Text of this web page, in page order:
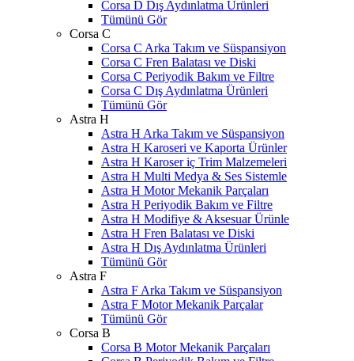
Corsa D Dış Aydınlatma Ürünleri
Tümünü Gör
Corsa C
Corsa C Arka Takım ve Süspansiyon
Corsa C Fren Balatası ve Diski
Corsa C Periyodik Bakım ve Filtre
Corsa C Dış Aydınlatma Ürünleri
Tümünü Gör
Astra H
Astra H Arka Takım ve Süspansiyon
Astra H Karoseri ve Kaporta Ürünler
Astra H Karoser iç Trim Malzemeleri
Astra H Multi Medya & Ses Sistemle
Astra H Motor Mekanik Parçaları
Astra H Periyodik Bakım ve Filtre
Astra H Modifiye & Aksesuar Ürünle
Astra H Fren Balatası ve Diski
Astra H Dış Aydınlatma Ürünleri
Tümünü Gör
Astra F
Astra F Arka Takım ve Süspansiyon
Astra F Motor Mekanik Parçalar
Tümünü Gör
Corsa B
Corsa B Motor Mekanik Parçaları